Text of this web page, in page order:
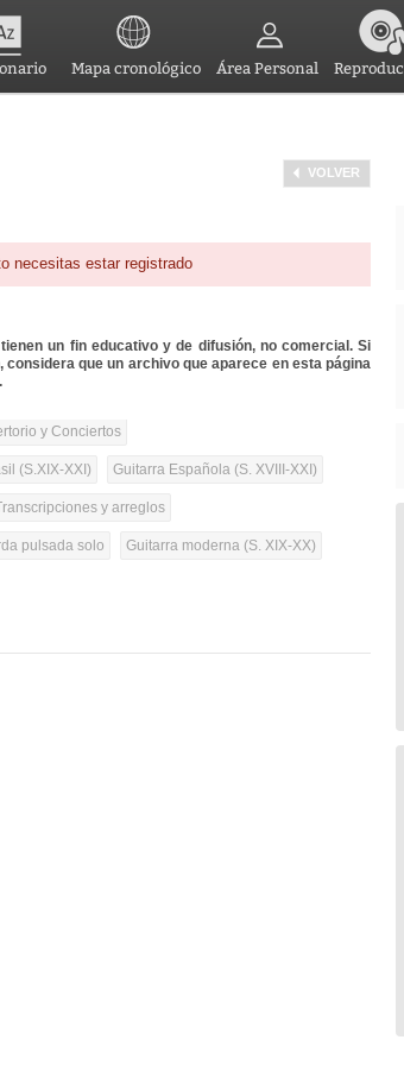
Mapa cronológico Área Personal
VOLVER
necesitas estar registrado
un fin educativo y de difusión, no comercial. Si
que un archivo que aparece en esta página
y Conciertos
(S.XIX-XXI) Guitarra Española (S. XVIII-XXI)
y arreglos
pulsada solo Guitarra moderna (S. XIX-XX)